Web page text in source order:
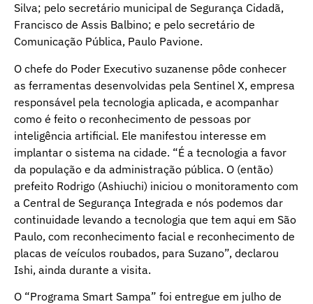
Silva; pelo secretário municipal de Segurança Cidadã,
Francisco de Assis Balbino; e pelo secretário de
Comunicação Pública, Paulo Pavione.
O chefe do Poder Executivo suzanense pôde conhecer
as ferramentas desenvolvidas pela Sentinel X, empresa
responsável pela tecnologia aplicada, e acompanhar
como é feito o reconhecimento de pessoas por
inteligência artificial. Ele manifestou interesse em
implantar o sistema na cidade. “É a tecnologia a favor
da população e da administração pública. O (então)
prefeito Rodrigo (Ashiuchi) iniciou o monitoramento com
a Central de Segurança Integrada e nós podemos dar
continuidade levando a tecnologia que tem aqui em São
Paulo, com reconhecimento facial e reconhecimento de
placas de veículos roubados, para Suzano”, declarou
Ishi, ainda durante a visita.
O “Programa Smart Sampa” foi entregue em julho de